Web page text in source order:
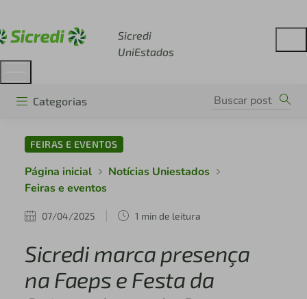
Sicredi
UniEstados
Categorias
FEIRAS E EVENTOS
Página inicial
Notícias Uniestados
Feiras e eventos
07/04/2025 1 min de leitura
Sicredi marca presença
na Faeps e Festa da